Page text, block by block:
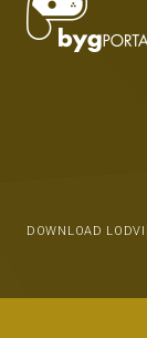
DOWNLOAD